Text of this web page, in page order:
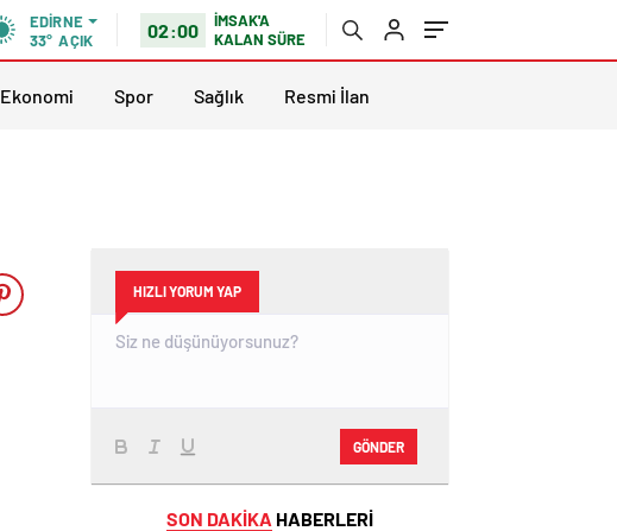
EDIRNE
33° AÇIK 02:00
İMSAK'A
KALAN SÜRE
Ekonomi Spor Sağlık Resmi İlan
HIZLI YORUM YAP
GÖNDER
SON DAKİKA HABERLERİ